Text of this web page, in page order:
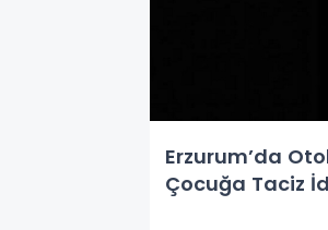
Erzurum’da
Çocuğa Taciz